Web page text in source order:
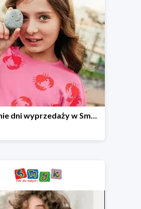
Ostatnie dni wyprzedaży w Smyku - ubrania i buty do -70%